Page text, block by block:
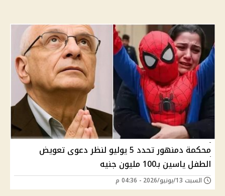
محكمة دمنهور تحدد 5 يوليو لنظر دعوى تعويض
الطفل ياسين بـ100 مليون جنيه
السبت 13/يونيو/2026 - 04:36 م